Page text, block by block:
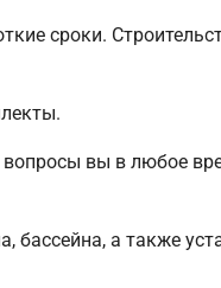
сроки.
вопросы вы в любое
бассейна, а также